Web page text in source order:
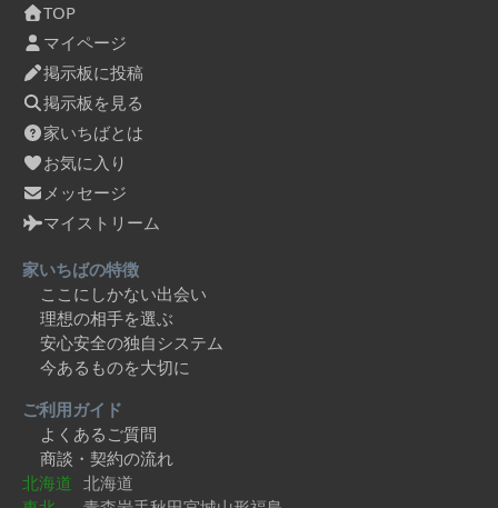
TOP
マイページ
掲示板に投稿
掲示板を見る
家いちばとは
お気に入り
メッセージ
マイストリーム
家いちばの特徴
ここにしかない出会い
理想の相手を選ぶ
安心安全の独自システム
今あるものを大切に
ご利用ガイド
よくあるご質問
商談・契約の流れ
北海道 北海道